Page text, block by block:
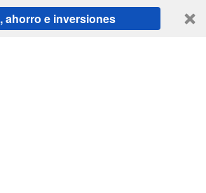
ahorro e inversiones